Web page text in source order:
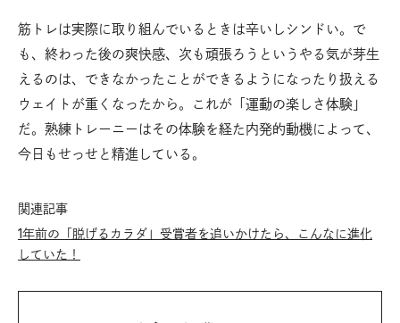
筋トレは実際に取り組んでいるときは辛いしシンドい。で
も、終わった後の爽快感、次も頑張ろうというやる気が芽生
えるのは、できなかったことができるようになったり扱える
ウェイトが重くなったから。これが「運動の楽しさ体験」
だ。熟練トレーニーはその体験を経た内発的動機によって、
今日もせっせと精進している。
関連記事
1年前の「脱げるカラダ」受賞者を追いかけたら、こんなに進化
していた！